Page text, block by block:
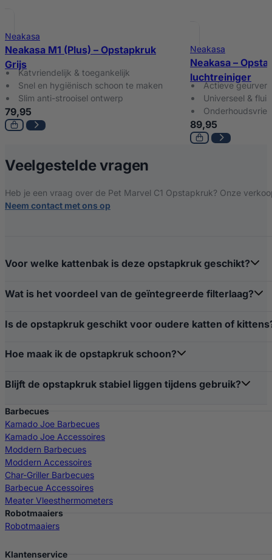
Neakasa
Neakasa M1 (Plus) – Opstapkruk
Grijs
Katvriendelijk & toegankelijk
Snel en hygiënisch schoon te maken
Slim anti-strooisel ontwerp
79,95
Neakasa
Neakasa –
luchtreiniger
Actieve
Universeel &
89,95
Veelgestelde vragen
Heb je een vraag over de Pet Marvel C1 Opstapkruk? Onze
Neem contact met ons op
Voor welke kattenbak is deze opstapkruk geschikt?
Wat is het voordeel van de geïntegreerde filterlaag?
Is de opstapkruk geschikt voor oudere katten of
Hoe maak ik de opstapkruk schoon?
Blijft de opstapkruk stabiel liggen tijdens gebruik?
Barbecues
Kamado Joe Barbecues
Kamado Joe Accessoires
Moddern Barbecues
Moddern Accessoires
Char-Griller Barbecues
Barbecue Accessoires
Meater Vleesthermometers
Robotmaaiers
Robotmaaiers
Klantenservice